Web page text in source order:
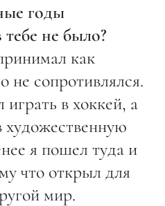
годы
тебе не было?
как
не сопротивлялся.
в хоккей, а
художественную
я пошел туда и
что открыл для
мир.